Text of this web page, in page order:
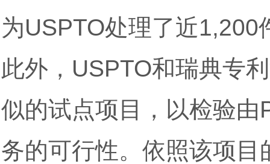
为USPTO处理了近
此外，USPTO和瑞典专
似的试点项目，以检验
务的可行性。依照该项